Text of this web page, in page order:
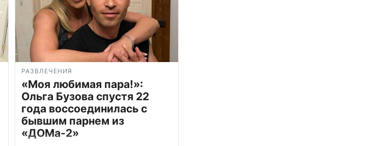
РАЗВЛЕЧЕНИЯ
«Моя любимая пара!»:
Ольга Бузова спустя 22
года воссоединилась с
бывшим парнем из
«ДОМа-2»